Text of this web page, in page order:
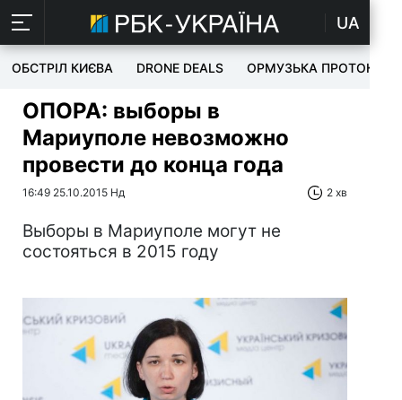
UA
ОБСТРІЛ КИЄВА DRONE DEALS ОРМУЗЬКА ПРОТОКА
ОПОРА: выборы в
Мариуполе невозможно
провести до конца года
16:49 25.10.2015 Нд 2 хв
Выборы в Мариуполе могут не
состояться в 2015 году